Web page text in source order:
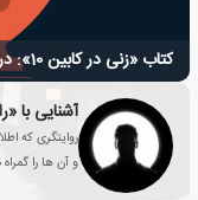
کتاب «زنی در کابین 10»: در جست‌وجوی حقیقت
آشنایی با
روایتگری که
و آن ها را